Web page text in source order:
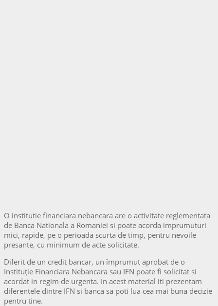
O institutie financiara nebancara are o activitate reglementata
de Banca Nationala a Romaniei si poate acorda imprumuturi
mici, rapide, pe o perioada scurta de timp, pentru nevoile
presante, cu minimum de acte solicitate.
Diferit de un credit bancar, un împrumut aprobat de o
Instituție Financiara Nebancara sau IFN poate fi solicitat si
acordat in regim de urgenta. In acest material iti prezentam
diferentele dintre IFN si banca sa poti lua cea mai buna decizie
pentru tine.